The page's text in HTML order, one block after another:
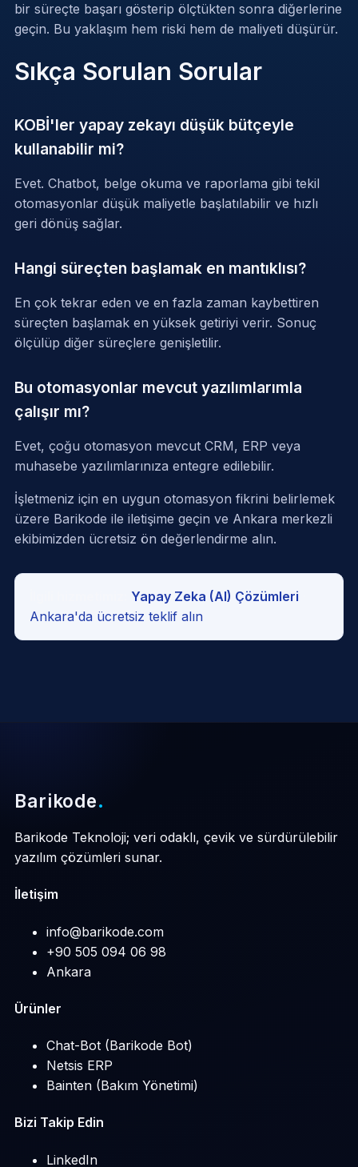
bir süreçte başarı gösterip ölçtükten sonra diğerlerine
geçin. Bu yaklaşım hem riski hem de maliyeti düşürür.
Sıkça Sorulan Sorular
KOBİ'ler yapay zekayı düşük bütçeyle
kullanabilir mi?
Evet. Chatbot, belge okuma ve raporlama gibi tekil
otomasyonlar düşük maliyetle başlatılabilir ve hızlı
geri dönüş sağlar.
Hangi süreçten başlamak en mantıklısı?
En çok tekrar eden ve en fazla zaman kaybettiren
süreçten başlamak en yüksek getiriyi verir. Sonuç
ölçülüp diğer süreçlere genişletilir.
Bu otomasyonlar mevcut yazılımlarımla
çalışır mı?
Evet, çoğu otomasyon mevcut CRM, ERP veya
muhasebe yazılımlarınıza entegre edilebilir.
İşletmeniz için en uygun otomasyon fikrini belirlemek
üzere Barikode ile iletişime geçin ve Ankara merkezli
ekibimizden ücretsiz ön değerlendirme alın.
Yapay Zeka (AI) Çözümleri
Ankara'da ücretsiz teklif alın
Barikode.
Barikode Teknoloji; veri odaklı, çevik ve sürdürülebilir
yazılım çözümleri sunar.
İletişim
info@barikode.com
+90 505 094 06 98
Ankara
Ürünler
Chat-Bot (Barikode Bot)
Netsis ERP
Bainten (Bakım Yönetimi)
Bizi Takip Edin
LinkedIn